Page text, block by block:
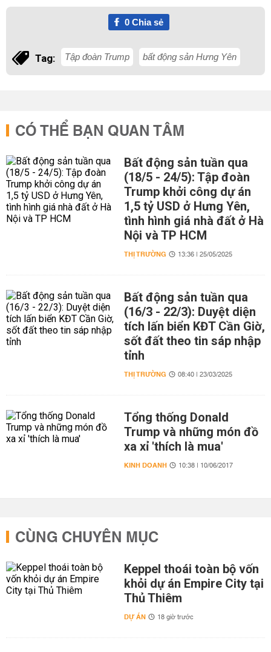
0Chia sẻ
Tag: Tập đoàn Trump bất động sản Hưng Yên
CÓ THỂ BẠN QUAN TÂM
Bất động sản tuần qua
(18/5 - 24/5): Tập đoàn
Trump khởi công dự án
1,5 tỷ USD ở Hưng Yên,
tình hình giá nhà đất ở Hà
Nội và TP HCM
THỊ TRƯỜNG 13:36 | 25/05/2025
Bất động sản tuần qua
(16/3 - 22/3): Duyệt diện
tích lấn biển KĐT Cần Giờ,
sốt đất theo tin sáp nhập
tỉnh
THỊ TRƯỜNG 08:40 | 23/03/2025
Tổng thống Donald
Trump và những món đồ
xa xỉ 'thích là mua'
KINH DOANH 10:38 | 10/06/2017
CÙNG CHUYÊN MỤC
Keppel thoái toàn bộ vốn
khỏi dự án Empire City tại
Thủ Thiêm
DỰ ÁN 18 giờ trước